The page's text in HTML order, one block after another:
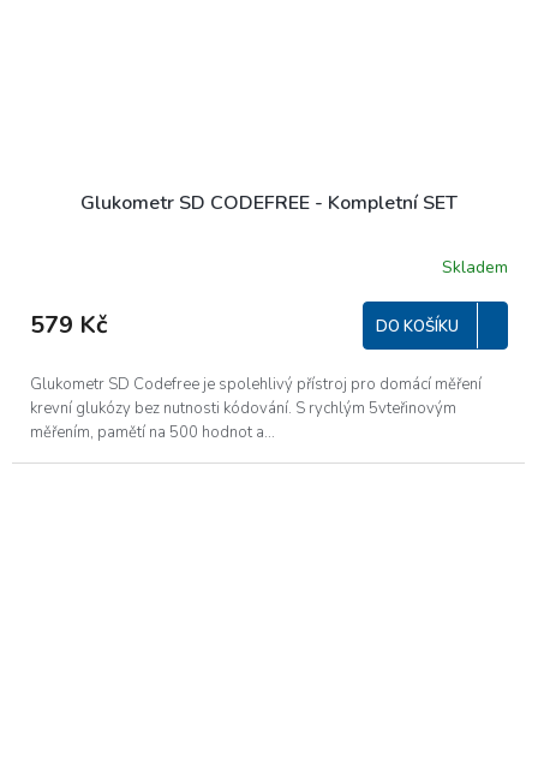
Glukometr SD CODEFREE - Kompletní SET
Skladem
579 Kč DO KOŠÍKU
Glukometr SD Codefree je spolehlivý přístroj pro domácí měření
krevní glukózy bez nutnosti kódování. S rychlým 5vteřinovým
měřením, pamětí na 500 hodnot a...